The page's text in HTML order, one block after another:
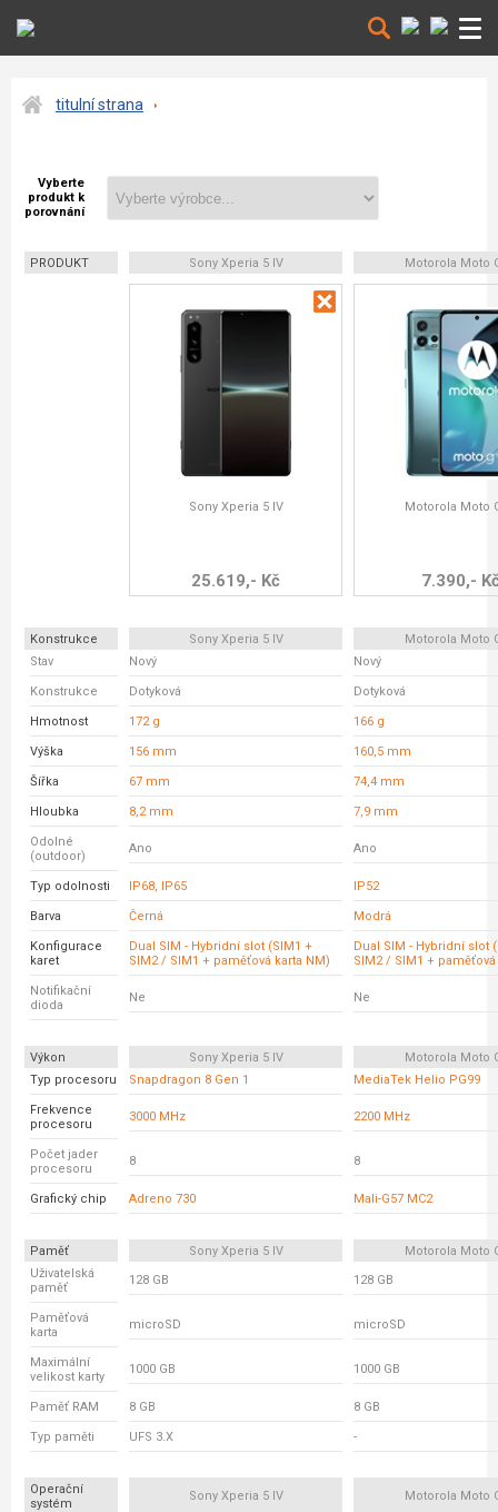
titulní strana
Vyberte
produkt k
porovnání
PRODUKT Sony Xperia 5 IV Motorola Moto
Sony Xperia 5 IV
25.619,- Kč
Motorola Moto
7.390,-
Konstrukce Sony Xperia 5 IV
Motorola Moto
Stav
Nový Nový
Konstrukce Dotyková Dotyková
Hmotnost 172 g 166 g
Výška 156 mm 160,5 mm
Šířka 67 mm 74,4 mm
Hloubka 8,2 mm 7,9 mm
Odolné
(outdoor)
Ano Ano
Typ odolnosti IP68, IP65 IP52
Barva Černá Modrá
Konfigurace
karet
Dual SIM - Hybridní slot (SIM1 +
SIM2 / SIM1 + paměťová karta NM)
Dual SIM - Hybridní slot
SIM2 / SIM1 + paměťová
Notifikační
dioda
Ne Ne
Výkon Sony Xperia 5 IV
Motorola Moto
Typ procesoru
Snapdragon 8 Gen 1 MediaTek Helio PG99
Frekvence
procesoru
3000 MHz 2200 MHz
Počet jader
procesoru
8 8
Grafický chip Adreno 730 Mali-G57 MC2
Paměť Sony Xperia 5 IV
Motorola Moto
Uživatelská
paměť
128 GB 128 GB
Paměťová
karta
microSD microSD
Maximální
velikost karty
1000 GB 1000 GB
Paměť RAM 8 GB 8 GB
Typ paměti UFS 3.X -
Operační
systém
Sony Xperia 5 IV Motorola Moto